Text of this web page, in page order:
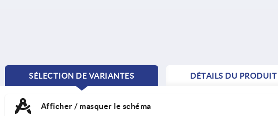
SÉLECTION DE VARIANTES
CURRENT
DÉTAILS DU PRODUIT
Afficher / masquer le schéma